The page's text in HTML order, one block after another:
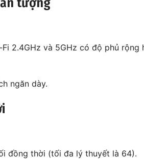
2.4GHz và 5GHz có độ phủ rộng
ngăn dày.
đồng thời (tối đa lý thuyết là 64).